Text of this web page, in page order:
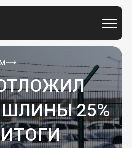
25%